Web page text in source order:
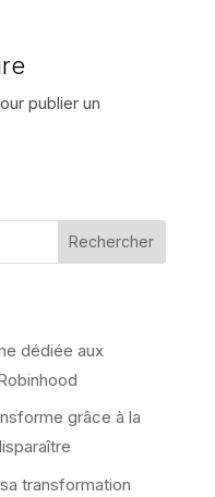
publier un
Rechercher
dédiée aux
grâce à la
transformation